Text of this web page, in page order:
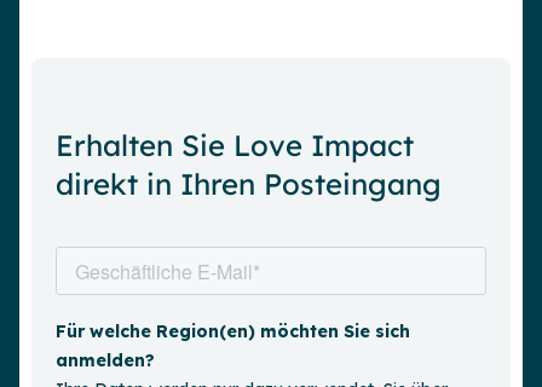
Erhalten Sie Love Impact
direkt in Ihren Posteingang